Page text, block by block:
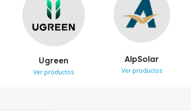
Ugreen
Ver productos
AlpSolar
Ver productos